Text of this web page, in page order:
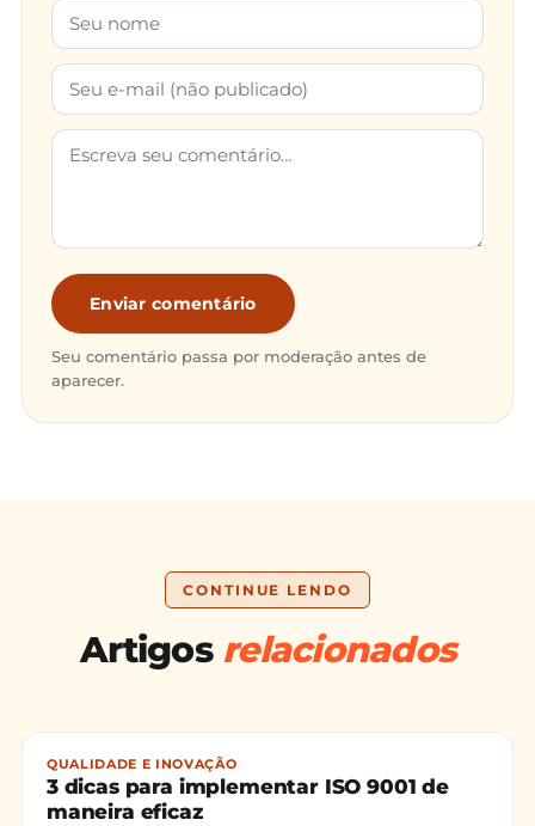
Enviar comentário
Seu comentário passa por moderação antes de
aparecer.
CONTINUE LENDO
Artigos relacionados
QUALIDADE E INOVAÇÃO
3 dicas para implementar ISO 9001 de
maneira eficaz